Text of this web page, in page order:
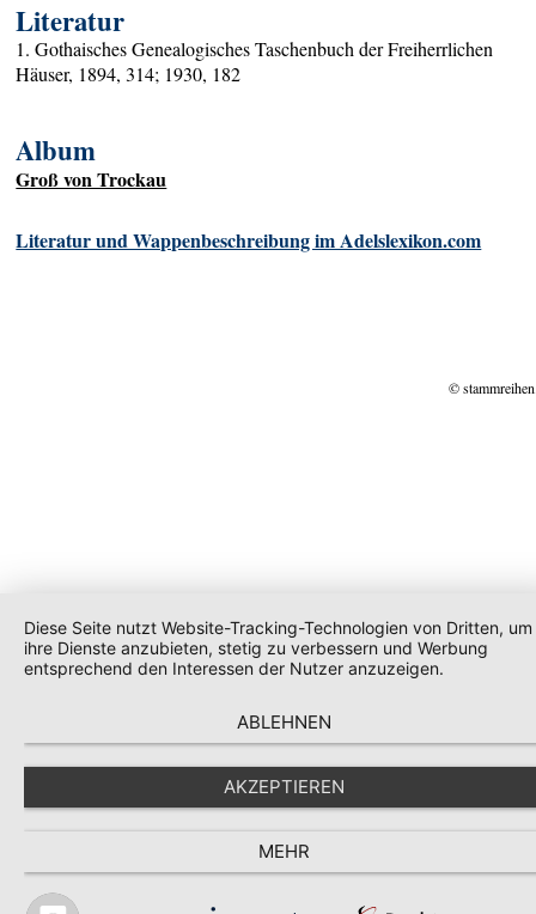
Literatur
1. Gothaisches Genealogisches Taschenbuch der Freiherrlichen
Häuser, 1894, 314; 1930, 182
Album
Groß von Trockau
Literatur und Wappenbeschreibung im Adelslexikon.com
©
Diese Seite nutzt Website-Tracking-Technologien von Dritten, um
ihre Dienste anzubieten, stetig zu verbessern und Werbung
entsprechend den Interessen der Nutzer anzuzeigen.
ABLEHNEN
AKZEPTIEREN
MEHR